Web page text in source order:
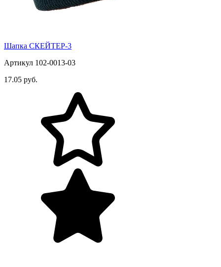
Шапка СКЕЙТЕР-3
Артикул 102-0013-03
17.05 руб.